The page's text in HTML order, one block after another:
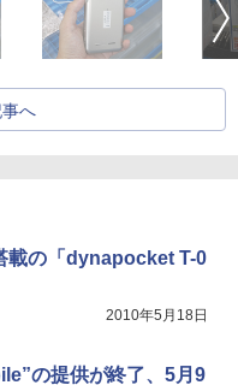
へ
載の「dynapocket T-0
2010年5月18日
の提供が終了、5月9